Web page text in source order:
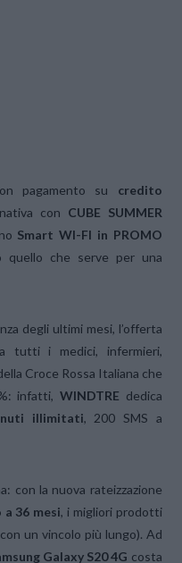
pagamento su credito
con CUBE SUMMER
Smart WI-FI in PROMO
che serve per una
degli ultimi mesi, l’offerta
tutti i medici, infermieri,
Croce Rossa Italiana che
infatti, WINDTRE dedica
illimitati, 200 SMS a
con la nuova rateizzazione
a 36 mesi, i migliori prodotti
un vincolo più lungo). Ad
Galaxy S20 4G costa